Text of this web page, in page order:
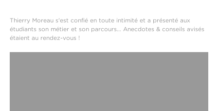
Thierry Moreau s'est confié en toute intimité et a présenté aux
étudiants son métier et son parcours… Anecdotes & conseils avisés
étaient au rendez-vous !